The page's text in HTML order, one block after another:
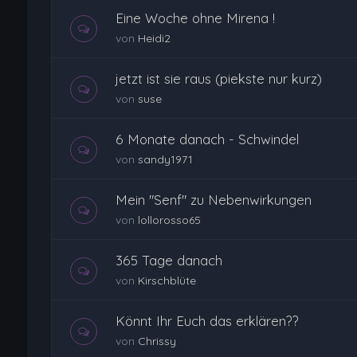
Eine Woche ohne Mirena !
von Heidi2
jetzt ist sie raus (piekste nur kurz)
von suse
6 Monate danach - Schwindel
von sandy1971
Mein "Senf" zu Nebenwirkungen
von lollorosso65
365 Tage danach
von Kirschblüte
Könnt Ihr Euch das erklären??
von Chrissy